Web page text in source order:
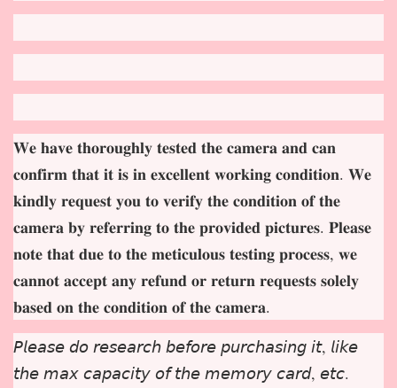
𝐖𝐞 𝐡𝐚𝐯𝐞 𝐭𝐡𝐨𝐫𝐨𝐮𝐠𝐡𝐥𝐲 𝐭𝐞𝐬𝐭𝐞𝐝 𝐭𝐡𝐞 𝐜𝐚𝐦𝐞𝐫𝐚 𝐚𝐧𝐝 𝐜𝐚𝐧
𝐜𝐨𝐧𝐟𝐢𝐫𝐦 𝐭𝐡𝐚𝐭 𝐢𝐭 𝐢𝐬 𝐢𝐧 𝐞𝐱𝐜𝐞𝐥𝐥𝐞𝐧𝐭 𝐰𝐨𝐫𝐤𝐢𝐧𝐠 𝐜𝐨𝐧𝐝𝐢𝐭𝐢𝐨𝐧. 𝐖𝐞
𝐤𝐢𝐧𝐝𝐥𝐲 𝐫𝐞𝐪𝐮𝐞𝐬𝐭 𝐲𝐨𝐮 𝐭𝐨 𝐯𝐞𝐫𝐢𝐟𝐲 𝐭𝐡𝐞 𝐜𝐨𝐧𝐝𝐢𝐭𝐢𝐨𝐧 𝐨𝐟 𝐭𝐡𝐞
𝐜𝐚𝐦𝐞𝐫𝐚 𝐛𝐲 𝐫𝐞𝐟𝐞𝐫𝐫𝐢𝐧𝐠 𝐭𝐨 𝐭𝐡𝐞 𝐩𝐫𝐨𝐯𝐢𝐝𝐞𝐝 𝐩𝐢𝐜𝐭𝐮𝐫𝐞𝐬. 𝐏𝐥𝐞𝐚𝐬𝐞
𝐧𝐨𝐭𝐞 𝐭𝐡𝐚𝐭 𝐝𝐮𝐞 𝐭𝐨 𝐭𝐡𝐞 𝐦𝐞𝐭𝐢𝐜𝐮𝐥𝐨𝐮𝐬 𝐭𝐞𝐬𝐭𝐢𝐧𝐠 𝐩𝐫𝐨𝐜𝐞𝐬𝐬, 𝐰𝐞
𝐜𝐚𝐧𝐧𝐨𝐭 𝐚𝐜𝐜𝐞𝐩𝐭 𝐚𝐧𝐲 𝐫𝐞𝐟𝐮𝐧𝐝 𝐨𝐫 𝐫𝐞𝐭𝐮𝐫𝐧 𝐫𝐞𝐪𝐮𝐞𝐬𝐭𝐬 𝐬𝐨𝐥𝐞𝐥𝐲
𝐛𝐚𝐬𝐞𝐝 𝐨𝐧 𝐭𝐡𝐞 𝐜𝐨𝐧𝐝𝐢𝐭𝐢𝐨𝐧 𝐨𝐟 𝐭𝐡𝐞 𝐜𝐚𝐦𝐞𝐫𝐚.
𝘗𝘭𝘦𝘢𝘴𝘦 𝘥𝘰 𝘳𝘦𝘴𝘦𝘢𝘳𝘤𝘩 𝘣𝘦𝘧𝘰𝘳𝘦 𝘱𝘶𝘳𝘤𝘩𝘢𝘴𝘪𝘯𝘨 𝘪𝘵, 𝘭𝘪𝘬𝘦
𝘵𝘩𝘦 𝘮𝘢𝘹 𝘤𝘢𝘱𝘢𝘤𝘪𝘵𝘺 𝘰𝘧 𝘵𝘩𝘦 𝘮𝘦𝘮𝘰𝘳𝘺 𝘤𝘢𝘳𝘥, 𝘦𝘵𝘤.